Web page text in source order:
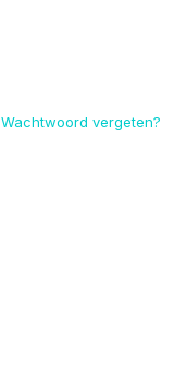
Wachtwoord vergeten?